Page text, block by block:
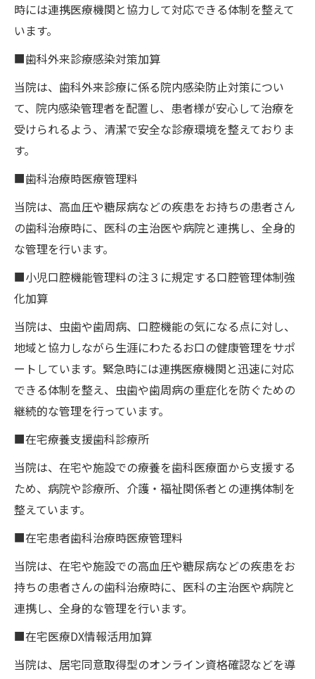
時には連携医療機関と協力して対応できる体制を整えて
います。
■歯科外来診療感染対策加算
当院は、歯科外来診療に係る院内感染防止対策につい
て、院内感染管理者を配置し、患者様が安心して治療を
受けられるよう、清潔で安全な診療環境を整えておりま
す。
■歯科治療時医療管理料
当院は、高血圧や糖尿病などの疾患をお持ちの患者さん
の歯科治療時に、医科の主治医や病院と連携し、全身的
な管理を行います。
■小児口腔機能管理料の注３に規定する口腔管理体制強
化加算
当院は、虫歯や歯周病、口腔機能の気になる点に対し、
地域と協力しながら生涯にわたるお口の健康管理をサポ
ートしています。緊急時には連携医療機関と迅速に対応
できる体制を整え、虫歯や歯周病の重症化を防ぐための
継続的な管理を行っています。
■在宅療養支援歯科診療所
当院は、在宅や施設での療養を歯科医療面から支援する
ため、病院や診療所、介護・福祉関係者との連携体制を
整えています。
■在宅患者歯科治療時医療管理料
当院は、在宅や施設での高血圧や糖尿病などの疾患をお
持ちの患者さんの歯科治療時に、医科の主治医や病院と
連携し、全身的な管理を行います。
■在宅医療DX情報活用加算
当院は、居宅同意取得型のオンライン資格確認などを導